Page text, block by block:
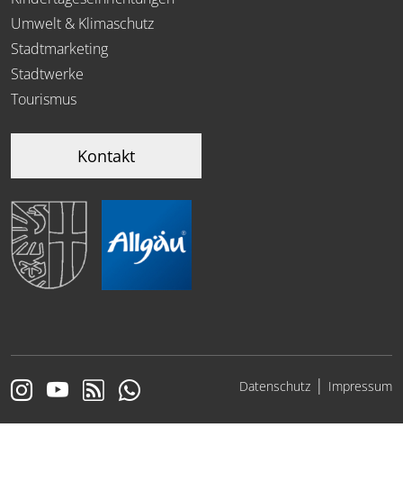
Umwelt & Klimaschutz
Stadtmarketing
Stadtwerke
Tourismus
Kontakt
Datenschutz| Impressum